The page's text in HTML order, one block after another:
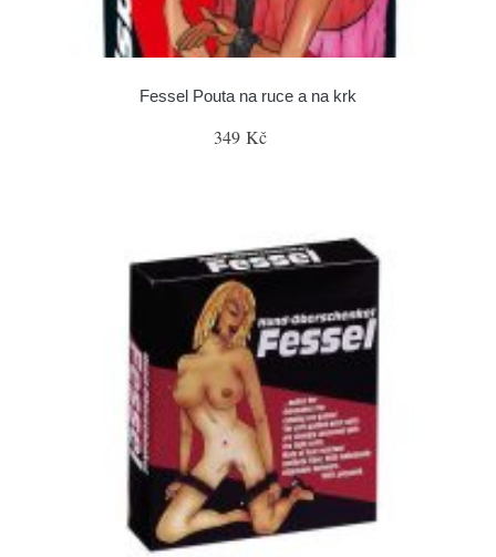
Fessel Pouta na ruce a na krk
349 Kč